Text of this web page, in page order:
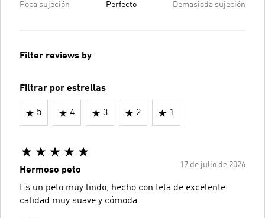
Poca sujeción Perfecto Demasiada sujeción
Filter reviews by
Filtrar por estrellas
5 4 3 2 1
17 de julio de 2026
Hermoso peto
Es un peto muy lindo, hecho con tela de excelente
calidad muy suave y cómoda